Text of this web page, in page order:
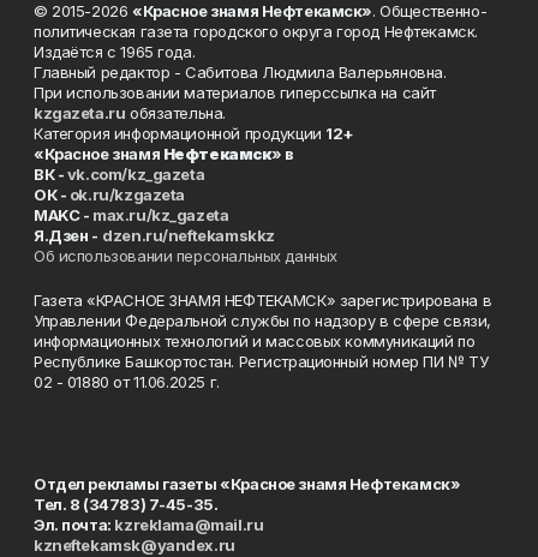
© 2015-2026 «Красное знамя Нефтекамск». Общественно-
политическая газета городского округа город Нефтекамск.
Издаётся с 1965 года.
Главный редактор - Сабитова Людмила Валерьяновна.
При использовании материалов гиперссылка на сайт
kzgazeta.ru обязательна.
Категория информационной продукции 12+
«Красное знамя Нефтекамск» в
ВК -vk.com/kz_gazeta
ОК - ok.ru/kzgazeta
MAKC - max.ru/kz_gazeta
Я.Дзен - dzen.ru/neftekamskkz
Об использовании персональных данных
Газета «КРАСНОЕ ЗНАМЯ НЕФТЕКАМСК» зарегистрирована в
Управлении Федеральной службы по надзору в сфере связи,
информационных технологий и массовых коммуникаций по
Республике Башкортостан. Регистрационный номер ПИ № ТУ
02 - 01880 от 11.06.2025 г.
Отдел рекламы газеты «Красное знамя Нефтекамск»
Тел. 8 (34783) 7-45-35.
Эл. почта: kzreklama@mail.ru
kzneftekamsk@yandex.ru